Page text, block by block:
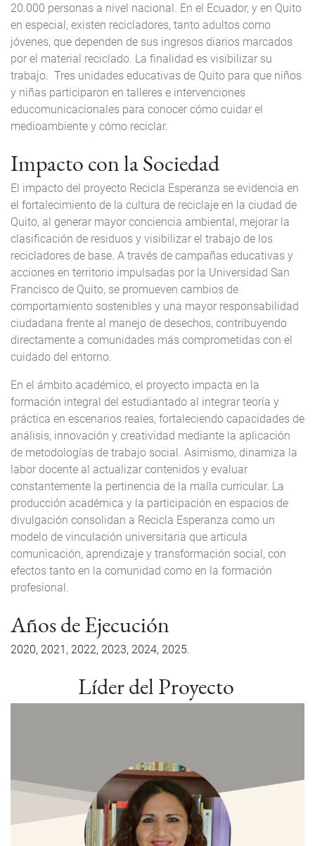
20.000 personas a nivel nacional. En el Ecuador, y en Quito
en especial, existen recicladores, tanto adultos como
jóvenes, que dependen de sus ingresos diarios marcados
por el material reciclado. La finalidad es visibilizar su
trabajo. Tres unidades educativas de Quito para que niños
y niñas participaron en talleres e intervenciones
educomunicacionales para conocer cómo cuidar el
medioambiente y cómo reciclar.
Impacto con la Sociedad
El impacto del proyecto Recicla Esperanza se evidencia en
el fortalecimiento de la cultura de reciclaje en la ciudad de
Quito, al generar mayor conciencia ambiental, mejorar la
clasificación de residuos y visibilizar el trabajo de los
recicladores de base. A través de campañas educativas y
acciones en territorio impulsadas por la Universidad San
Francisco de Quito, se promueven cambios de
comportamiento sostenibles y una mayor responsabilidad
ciudadana frente al manejo de desechos, contribuyendo
directamente a comunidades más comprometidas con el
cuidado del entorno.
En el ámbito académico, el proyecto impacta en la
formación integral del estudiantado al integrar teoría y
práctica en escenarios reales, fortaleciendo capacidades de
análisis, innovación y creatividad mediante la aplicación
de metodologías de trabajo social. Asimismo, dinamiza la
labor docente al actualizar contenidos y evaluar
constantemente la pertinencia de la malla curricular. La
producción académica y la participación en espacios de
divulgación consolidan a Recicla Esperanza como un
modelo de vinculación universitaria que articula
comunicación, aprendizaje y transformación social, con
efectos tanto en la comunidad como en la formación
profesional.
Años de Ejecución
2020 2021 2022 2023 2024 2025
Líder del Proyecto